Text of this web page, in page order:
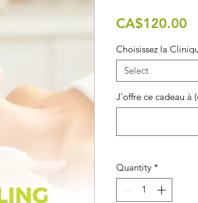
CA$120.00
Choisissez la
Select
J'offre ce cadeau à
Quantity *